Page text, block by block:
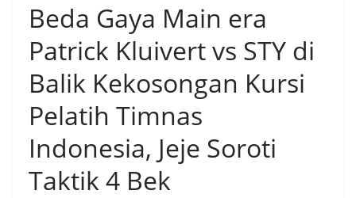
Beda Gaya Main era
Patrick Kluivert vs STY di
Balik Kekosongan Kursi
Pelatih Timnas
Indonesia, Jeje Soroti
Taktik 4 Bek